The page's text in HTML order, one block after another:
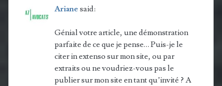
Ariane said:
Génial votre article, une démonstration
parfaite de ce que je pense… Puis-je le
citer in extenso sur mon site, ou par
extraits ou ne voudriez-vous pas le
publier sur mon site en tant qu’invité ? A